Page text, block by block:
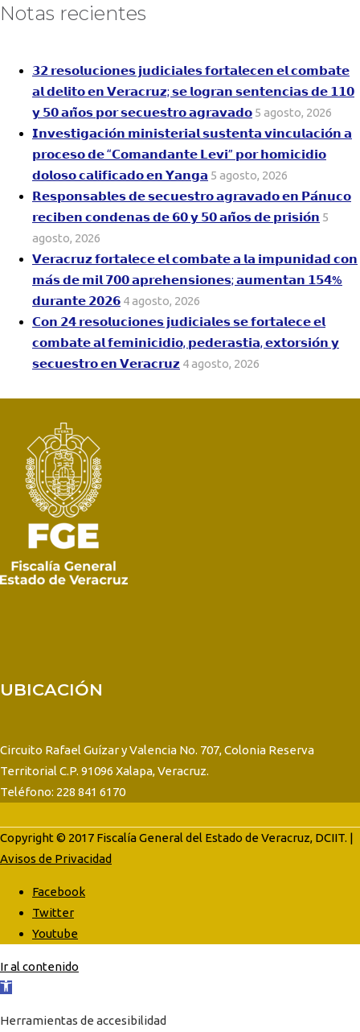
Notas recientes
𝟯𝟮 𝗿𝗲𝘀𝗼𝗹𝘂𝗰𝗶𝗼𝗻𝗲𝘀 𝗷𝘂𝗱𝗶𝗰𝗶𝗮𝗹𝗲𝘀 𝗳𝗼𝗿𝘁𝗮𝗹𝗲𝗰𝗲𝗻 𝗲𝗹 𝗰𝗼𝗺𝗯𝗮𝘁𝗲
𝗮𝗹 𝗱𝗲𝗹𝗶𝘁𝗼 𝗲𝗻 𝗩𝗲𝗿𝗮𝗰𝗿𝘂𝘇; 𝘀𝗲 𝗹𝗼𝗴𝗿𝗮𝗻 𝘀𝗲𝗻𝘁𝗲𝗻𝗰𝗶𝗮𝘀 𝗱𝗲 𝟭𝟭𝟬
𝘆 𝟱𝟬 𝗮𝗻̃𝗼𝘀 𝗽𝗼𝗿 𝘀𝗲𝗰𝘂𝗲𝘀𝘁𝗿𝗼 𝗮𝗴𝗿𝗮𝘃𝗮𝗱𝗼 5 agosto, 2026
𝗜𝗻𝘃𝗲𝘀𝘁𝗶𝗴𝗮𝗰𝗶𝗼́𝗻 𝗺𝗶𝗻𝗶𝘀𝘁𝗲𝗿𝗶𝗮𝗹 𝘀𝘂𝘀𝘁𝗲𝗻𝘁𝗮 𝘃𝗶𝗻𝗰𝘂𝗹𝗮𝗰𝗶𝗼́𝗻 𝗮
𝗽𝗿𝗼𝗰𝗲𝘀𝗼 𝗱𝗲 “𝗖𝗼𝗺𝗮𝗻𝗱𝗮𝗻𝘁𝗲 𝗟𝗲𝘃𝗶” 𝗽𝗼𝗿 𝗵𝗼𝗺𝗶𝗰𝗶𝗱𝗶𝗼
𝗱𝗼𝗹𝗼𝘀𝗼 𝗰𝗮𝗹𝗶𝗳𝗶𝗰𝗮𝗱𝗼 𝗲𝗻 𝗬𝗮𝗻𝗴𝗮 5 agosto, 2026
𝗥𝗲𝘀𝗽𝗼𝗻𝘀𝗮𝗯𝗹𝗲𝘀 𝗱𝗲 𝘀𝗲𝗰𝘂𝗲𝘀𝘁𝗿𝗼 𝗮𝗴𝗿𝗮𝘃𝗮𝗱𝗼 𝗲𝗻 𝗣𝗮́𝗻𝘂𝗰𝗼
𝗿𝗲𝗰𝗶𝗯𝗲𝗻 𝗰𝗼𝗻𝗱𝗲𝗻𝗮𝘀 𝗱𝗲 𝟲𝟬 𝘆 𝟱𝟬 𝗮𝗻̃𝗼𝘀 𝗱𝗲 𝗽𝗿𝗶𝘀𝗶𝗼́𝗻 5
agosto, 2026
𝗩𝗲𝗿𝗮𝗰𝗿𝘂𝘇 𝗳𝗼𝗿𝘁𝗮𝗹𝗲𝗰𝗲 𝗲𝗹 𝗰𝗼𝗺𝗯𝗮𝘁𝗲 𝗮 𝗹𝗮 𝗶𝗺𝗽𝘂𝗻𝗶𝗱𝗮𝗱 𝗰𝗼𝗻
𝗺𝗮́𝘀 𝗱𝗲 𝗺𝗶𝗹 𝟳𝟬𝟬 𝗮𝗽𝗿𝗲𝗵𝗲𝗻𝘀𝗶𝗼𝗻𝗲𝘀; 𝗮𝘂𝗺𝗲𝗻𝘁𝗮𝗻 𝟭𝟱𝟰%
𝗱𝘂𝗿𝗮𝗻𝘁𝗲 𝟮𝟬𝟮𝟲 4 agosto, 2026
𝗖𝗼𝗻 𝟮𝟰 𝗿𝗲𝘀𝗼𝗹𝘂𝗰𝗶𝗼𝗻𝗲𝘀 𝗷𝘂𝗱𝗶𝗰𝗶𝗮𝗹𝗲𝘀 𝘀𝗲 𝗳𝗼𝗿𝘁𝗮𝗹𝗲𝗰𝗲 𝗲𝗹
𝗰𝗼𝗺𝗯𝗮𝘁𝗲 𝗮𝗹 𝗳𝗲𝗺𝗶𝗻𝗶𝗰𝗶𝗱𝗶𝗼, 𝗽𝗲𝗱𝗲𝗿𝗮𝘀𝘁𝗶𝗮, 𝗲𝘅𝘁𝗼𝗿𝘀𝗶𝗼́𝗻 𝘆
𝘀𝗲𝗰𝘂𝗲𝘀𝘁𝗿𝗼 𝗲𝗻 𝗩𝗲𝗿𝗮𝗰𝗿𝘂𝘇 4 agosto, 2026
UBICACIÓN
Circuito Rafael Guízar y Valencia No. 707, Colonia Reserva
Territorial C.P. 91096 Xalapa, Veracruz.
Teléfono: 228 841 6170
Copyright © 2017 Fiscalía General del Estado de Veracruz, DCIIT. |
Avisos de Privacidad
Facebook
Twitter
Youtube
Ir al contenido
Abrir
de
Herramientas de accesibilidad